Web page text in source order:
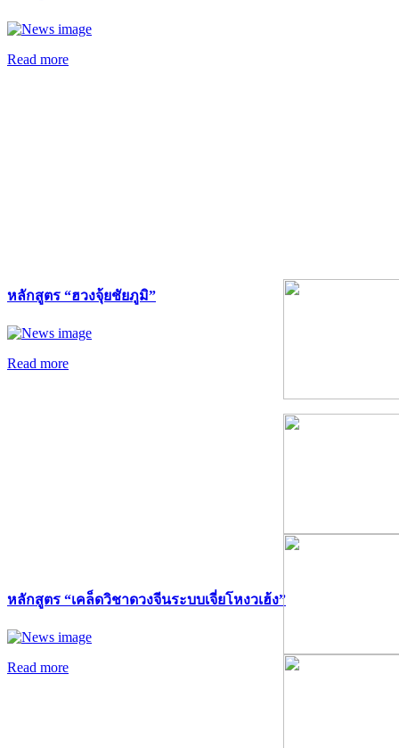
Read more
หลักสูตร “ฮวงจุ้ยชัยภูมิ”
Read more
หลักสูตร “เคล็ดวิชาดวงจีนระบบเจี่ยโหงวเฮ้ง”
Read more